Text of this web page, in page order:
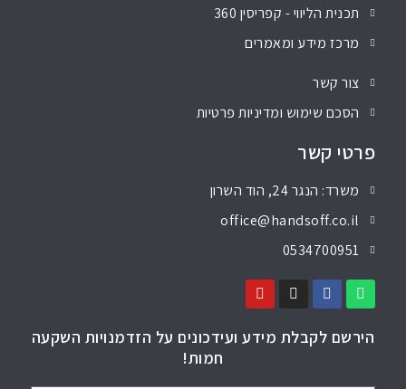
תכנית הליווי - קפריסין 360
מרכז מידע ומאמרים
צור קשר
הסכם שימוש ומדיניות פרטיות
פרטי קשר
משרד: הנגר 24, הוד השרון
office@handsoff.co.il
0534700951
הירשם לקבלת מידע ועידכונים על הזדמנויות השקעה
חמות!